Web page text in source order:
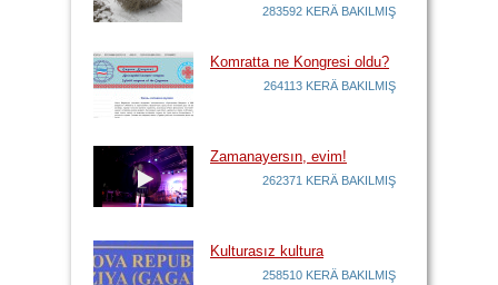
283592 KERÄ BAKILMIŞ
Komratta ne Kongresi oldu?
264113 KERÄ BAKILMIŞ
Zamanayersın, evim!
262371 KERÄ BAKILMIŞ
Kulturasız kultura
258510 KERÄ BAKILMIŞ